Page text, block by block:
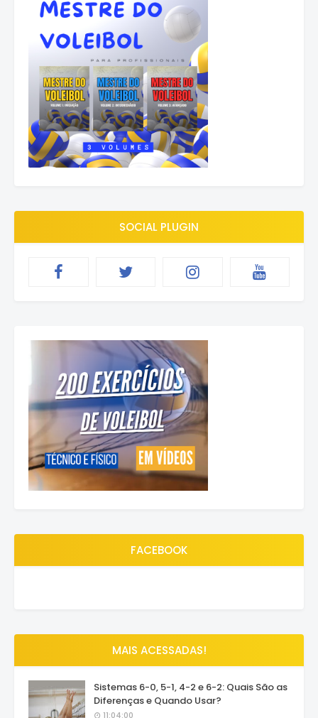
SOCIAL PLUGIN
FACEBOOK
MAIS ACESSADAS!
Sistemas 6-0, 5-1, 4-2 e 6-2: Quais São as
Diferenças e Quando Usar?
11:04:00